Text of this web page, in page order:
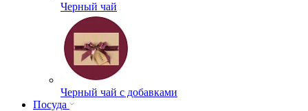
Черный чай
Черный чай с добавками
Посуда